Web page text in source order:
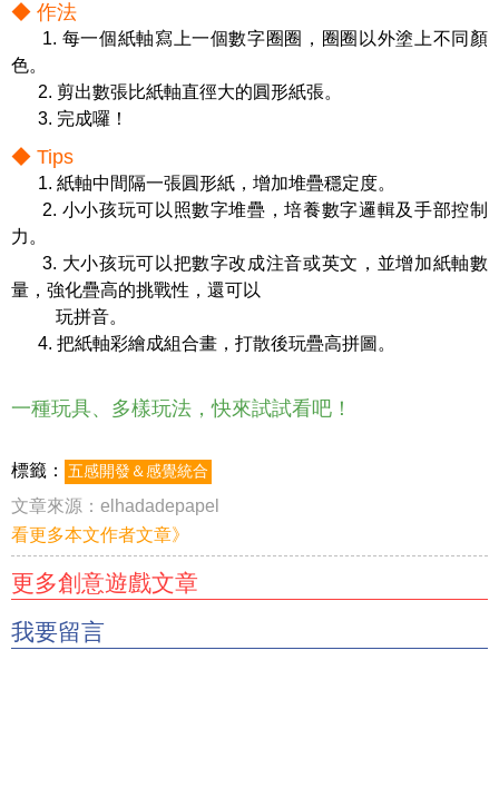
◆ 作法
1. 每一個紙軸寫上一個數字圈圈，圈圈以外塗上不同顏
色。
2. 剪出數張比紙軸直徑大的圓形紙張。
3. 完成囉！
◆ Tips
1. 紙軸中間隔一張圓形紙，增加堆疊穩定度。
2. 小小孩玩可以照數字堆疊，培養數字邏輯及手部控制
力。
3. 大小孩玩可以把數字改成注音或英文，並增加紙軸數
量，強化疊高的挑戰性，還可以
玩拼音。
4. 把紙軸彩繪成組合畫，打散後玩疊高拼圖。
一種玩具、多樣玩法，快來試試看吧！
標籤： 五感開發＆感覺統合
文章來源： elhadadepapel
看更多本文作者文章》
更多創意遊戲文章
我要留言